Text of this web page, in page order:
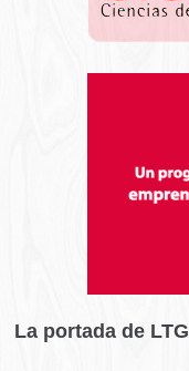
La portada de LTG